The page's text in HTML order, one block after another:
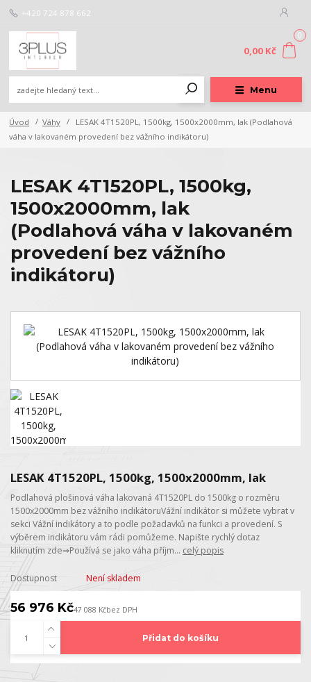
Menu
+420 724 878 662
0
0,00 Kč
Úvod Váhy
LESAK 4T1520PL, 1500kg, 1500x2000mm, lak (Podlahová
váha v lakovaném provedení bez vážního indikátoru)
LESAK 4T1520PL, 1500kg,
1500x2000mm, lak
(Podlahová váha v lakovaném
provedení bez vážního
indikátoru)
LESAK 4T1520PL, 1500kg, 1500x2000mm, lak
Podlahová plošinová váha lakovaná 4T1520PL do 1500kg o rozměru
1500x2000mm bez vážního indikátoruVážní indikátor si můžete vybrat v
sekci Vážní indikátory a to podle požadavků na funkci a provedení. S
výběrem indikátoru vám rádi pomůžeme. Napište rychlý dotaz
kliknutím zde⇒Používá se jako váha příjm... celý popis
Dostupnost Není skladem
56 976 Kč47 088 Kčbez DPH
Přidat do košíku